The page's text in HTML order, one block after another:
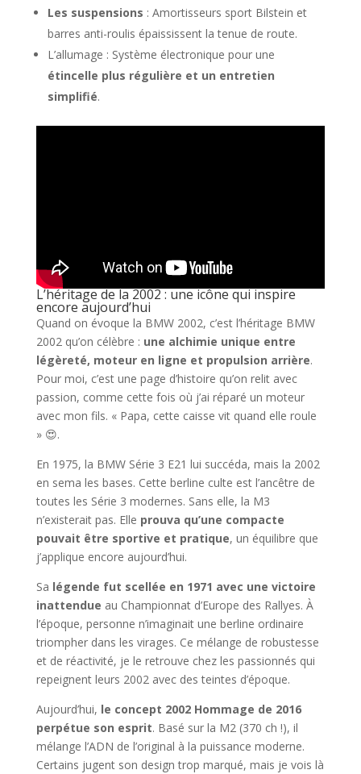
Les suspensions : Amortisseurs sport Bilstein et
barres anti-roulis épaississent la tenue de route.
L’allumage : Système électronique pour une
étincelle plus régulière et un entretien
simplifié.
L’héritage de la 2002 : une icône qui inspire
encore aujourd’hui
Quand on évoque la BMW 2002, c’est l’héritage BMW
2002 qu’on célèbre : une alchimie unique entre
légèreté, moteur en ligne et propulsion arrière.
Pour moi, c’est une page d’histoire qu’on relit avec
passion, comme cette fois où j’ai réparé un moteur
avec mon fils. « Papa, cette caisse vit quand elle roule
» 😍.
En 1975, la BMW Série 3 E21 lui succéda, mais la 2002
en sema les bases. Cette berline culte est l’ancêtre de
toutes les Série 3 modernes. Sans elle, la M3
n’existerait pas. Elle prouva qu’une compacte
pouvait être sportive et pratique, un équilibre que
j’applique encore aujourd’hui.
Sa légende fut scellée en 1971 avec une victoire
inattendue au Championnat d’Europe des Rallyes. À
l’époque, personne n’imaginait une berline ordinaire
triompher dans les virages. Ce mélange de robustesse
et de réactivité, je le retrouve chez les passionnés qui
repeignent leurs 2002 avec des teintes d’époque.
Aujourd’hui, le concept 2002 Hommage de 2016
perpétue son esprit. Basé sur la M2 (370 ch !), il
mélange l’ADN de l’original à la puissance moderne.
Certains jugent son design trop marqué, mais je vois là